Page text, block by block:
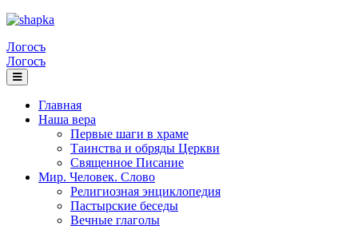
Логосъ
Логосъ
Главная
Наша вера
Первые шаги в храме
Таинства и обряды Церкви
Священное Писание
Мир. Человек. Слово
Религиозная энциклопедия
Пастырские беседы
Вечные глаголы